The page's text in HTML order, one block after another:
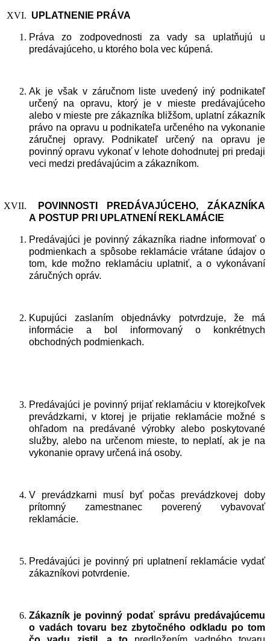
UPLATNENIE PRÁVA
Práva zo zodpovednosti za vady sa uplatňujú u
predávajúceho, u ktorého bola vec kúpená.
Ak je však v záručnom liste uvedený iný podnikateľ
určený na opravu, ktorý je v mieste predávajúceho
alebo v mieste pre zákazníka bližšom, uplatní zákazník
právo na opravu u podnikateľa určeného na vykonanie
záručnej opravy. Podnikateľ určený na opravu je
povinný opravu vykonať v lehote dohodnutej pri predaji
veci medzi predávajúcim a zákazníkom.
POVINNOSTI PREDÁVAJÚCEHO, ZÁ KAZN ÍKA
A POSTUP PRI UPLATNEN REKLAMÁCIE
Predávajúci je povinný zákazníka riadne informovať o
podmienkach a spôsobe reklamácie vrátane údajov o
tom, kde možno reklamáciu uplatniť, a o vykonávaní
záručných opráv.
Kupujúci zaslaním objednávky potvrdzuje, že má
informácie a bol informovaný o konkrétnych
obchodných podmienkach.
Predávajúci je povinný prijať reklamáciu v ktorejkoľvek
prevádzkarni, v ktorej je prijatie reklamácie možné s
ohľadom na predávané výrobky alebo poskytované
služby, alebo na určenom mieste, to neplatí, ak je na
vykonanie opravy určená iná osoby.
V prevádzkarni musí byť počas prevádzkovej doby
prítomný zamestnanec poverený vybavovať
reklamácie.
Predávajúci je povinný pri uplatnení reklamácie vydať
zákazníkovi potvrdenie.
Zákazník je povinný podať správu predávajúcemu
o vadách tovaru bez zbytočného odkladu po tom